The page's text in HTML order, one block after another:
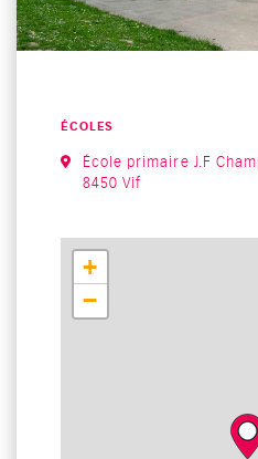
CATÉGORIE : "
ÉCOLES
École primaire J.F
8450 Vif
+
−